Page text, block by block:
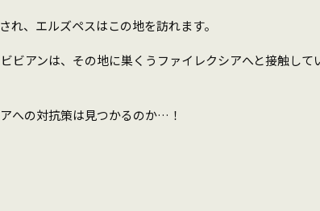
れ、エルズペスはこの地を訪れます。
ビアンは、その地に巣くうファイレクシアへと接触して
への対抗策は見つかるのか…！